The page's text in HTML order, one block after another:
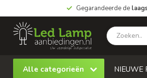
Gegarandeerde de
Alle categorieën NIEUWE